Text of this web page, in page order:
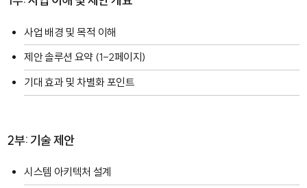
사업 배경 및 목적 이해
제안 솔루션 요약 (1-2페이지)
기대 효과 및 차별화 포인트
2부: 기술 제안
시스템 아키텍처 설계